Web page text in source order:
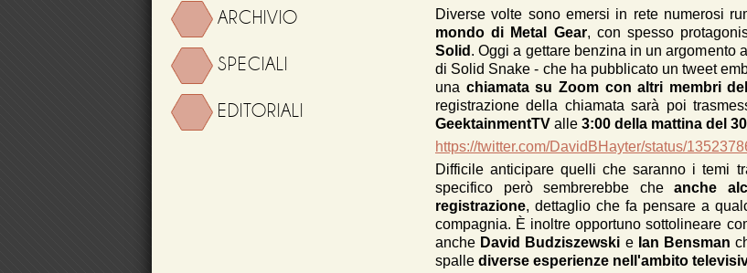
ARCHIVIO
SPECIALI
EDITORIALI
Diverse volte sono emersi in rete numerosi
mondo di Metal Gear, con spesso
Solid . Oggi a gettare benzina in un argomento
di Solid Snake - che ha pubblicato un tweet
una chiamata su Zoom con altri membri
registrazione della chiamata sarà poi
GeektainmentTV alle 3:00 della mattina del
https://twitter.com/DavidBHayter/status/
Difficile anticipare quelli che saranno i temi
specifico però sembrerebbe cheanche
registrazione, dettaglio che fa pensare a
compagnia. È inoltre opportuno sottolineare
anche David Budziszewski e Ian Bensman
spalle diverse esperienze nell'ambito